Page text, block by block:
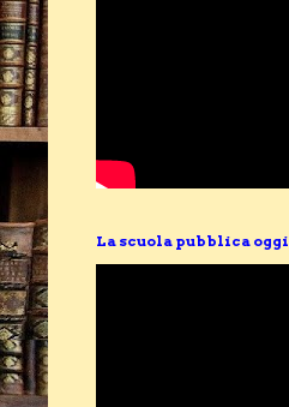
La scuola pubblica oggi